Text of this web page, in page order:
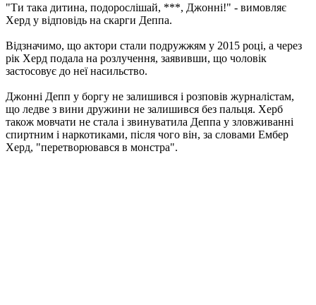
"Ти така дитина, подорослішай, ***, Джонні!" - вимовляє
Херд у відповідь на скарги Деппа.
Відзначимо, що актори стали подружжям у 2015 році, а через
рік Херд подала на розлучення, заявивши, що чоловік
застосовує до неї насильство.
Джонні Депп у боргу не залишився і розповів журналістам,
що ледве з вини дружини не залишився без пальця. Херб
також мовчати не стала і звинуватила Деппа у зловживанні
спиртним і наркотиками, після чого він, за словами Ембер
Херд, "перетворювався в монстра".